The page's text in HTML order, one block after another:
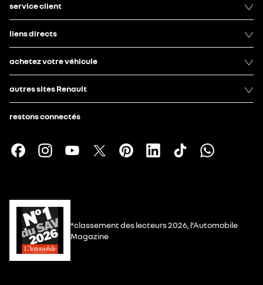
service client
liens directs
achetez votre véhicule
autres sites Renault
restons connectés
*classement des lecteurs 2026, l’Automobile
Magazine